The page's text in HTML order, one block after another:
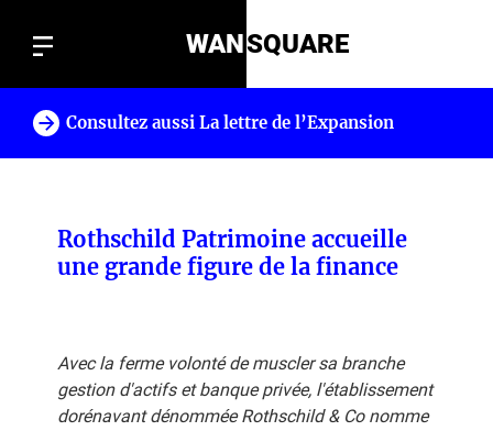
WANSQUARE
Consultez aussi La lettre de l’Expansion
Rothschild Patrimoine accueille
une grande figure de la finance
Avec la ferme volonté de muscler sa branche
gestion d'actifs et banque privée, l'établissement
dorénavant dénommée Rothschild & Co nomme